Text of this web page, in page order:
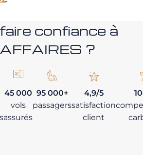
confiance à
?
45 000
vols
assurés
95 000+
passagers
4,9/5
satisfaction
client